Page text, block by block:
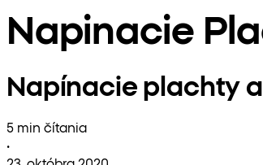
Napinacie
Napínacie plachty
5 min čítania
•